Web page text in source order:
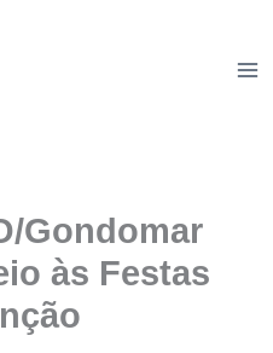
Gondomar
às Festas